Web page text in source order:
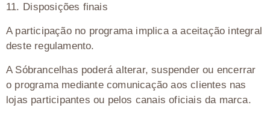
11.⁠ ⁠Disposições finais
A participação no programa implica a aceitação integral
deste regulamento.
A Sóbrancelhas poderá alterar, suspender ou encerrar
o programa mediante comunicação aos clientes nas
lojas participantes ou pelos canais oficiais da marca.